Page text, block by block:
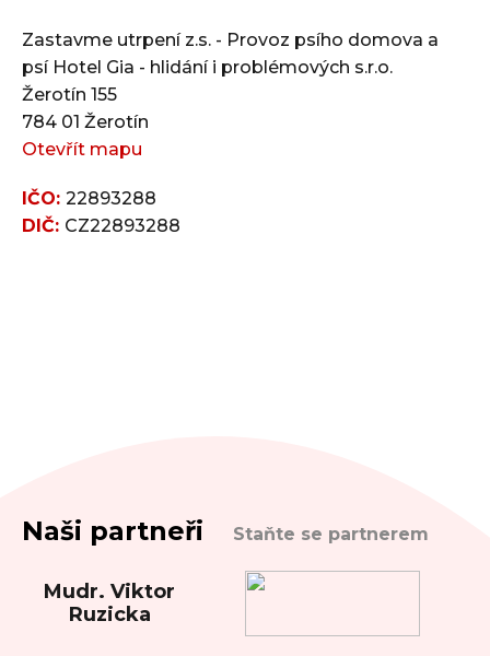
Zastavme utrpení z.s. - Provoz psího domova a
psí Hotel Gia - hlidání i problémových s.r.o.
Žerotín 155
784 01 Žerotín
Otevřít mapu
IČO: 22893288
DIČ: CZ22893288
Naši partneři Staňte se partnerem
Mudr. Viktor
Ruzicka